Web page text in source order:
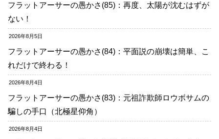
フラットアーサーの愚かさ(85)：再度、太陽が沈むはずが
ない！
2026年8月5日
フラットアーサーの愚かさ(84)：平面説の崩壊は簡単、こ
れだけで終わる！
2026年8月4日
フラットアーサーの愚かさ(83)：元祖詐欺師ロウボサムの
騙しの手口（北極星仰角）
2026年8月4日